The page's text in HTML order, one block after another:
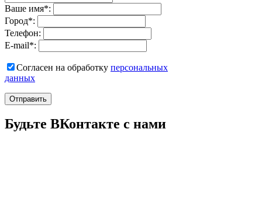
Ваше имя*:
Город*:
Телефон:
E-mail*:
Согласен на обработку персональныx
данных
Отправить
Будьте ВКонтакте с нами